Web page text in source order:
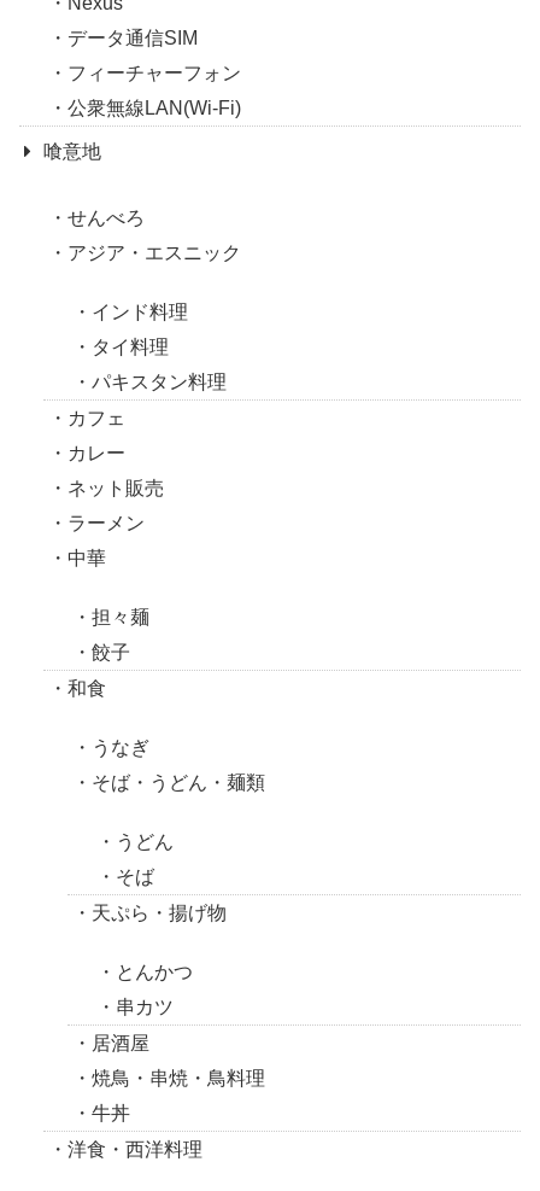
データ通信SIM
フィーチャーフォン
公衆無線LAN(Wi-Fi)
喰意地
せんべろ
アジア・エスニック
インド料理
タイ料理
パキスタン料理
カフェ
カレー
ネット販売
ラーメン
中華
担々麺
餃子
和食
うなぎ
そば・うどん・麺類
うどん
そば
天ぷら・揚げ物
とんかつ
串カツ
居酒屋
焼鳥・串焼・鳥料理
牛丼
洋食・西洋料理